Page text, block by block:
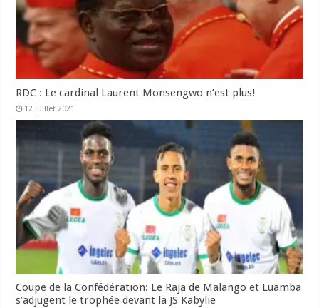
RDC : Le cardinal Laurent Monsengwo n’est plus!
12 juillet 2021
Coupe de la Confédération: Le Raja de Malango et Luamba
s’adjugent le trophée devant la JS Kabylie